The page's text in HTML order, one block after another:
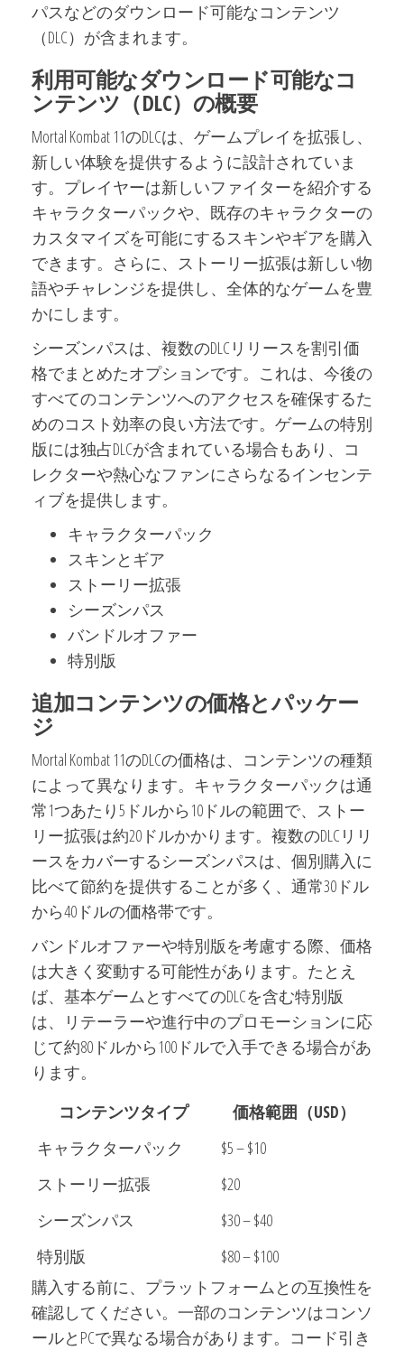
パスなどのダウンロード可能なコンテンツ
（DLC）が含まれます。
利用可能なダウンロード可能なコ
ンテンツ（DLC）の概要
Mortal Kombat 11のDLCは、ゲームプレイを拡張し、
新しい体験を提供するように設計されていま
す。プレイヤーは新しいファイターを紹介する
キャラクターパックや、既存のキャラクターの
カスタマイズを可能にするスキンやギアを購入
できます。さらに、ストーリー拡張は新しい物
語やチャレンジを提供し、全体的なゲームを豊
かにします。
シーズンパスは、複数のDLCリリースを割引価
格でまとめたオプションです。これは、今後の
すべてのコンテンツへのアクセスを確保するた
めのコスト効率の良い方法です。ゲームの特別
版には独占DLCが含まれている場合もあり、コ
レクターや熱心なファンにさらなるインセンテ
ィブを提供します。
キャラクターパック
スキンとギア
ストーリー拡張
シーズンパス
バンドルオファー
特別版
追加コンテンツの価格とパッケー
ジ
Mortal Kombat 11のDLCの価格は、コンテンツの種類
によって異なります。キャラクターパックは通
常1つあたり5ドルから10ドルの範囲で、ストー
リー拡張は約20ドルかかります。複数のDLCリリ
ースをカバーするシーズンパスは、個別購入に
比べて節約を提供することが多く、通常30ドル
から40ドルの価格帯です。
バンドルオファーや特別版を考慮する際、価格
は大きく変動する可能性があります。たとえ
ば、基本ゲームとすべてのDLCを含む特別版
は、リテーラーや進行中のプロモーションに応
じて約80ドルから100ドルで入手できる場合があ
ります。
コンテンツタイプ
価格範囲（USD）
キャラクターパック
$5 – $10
ストーリー拡張
$20
シーズンパス
$30 – $40
特別版
$80 – $100
購入する前に、プラットフォームとの互換性を
確認してください。一部のコンテンツはコンソ
ールとPCで異なる場合があります。コード引き